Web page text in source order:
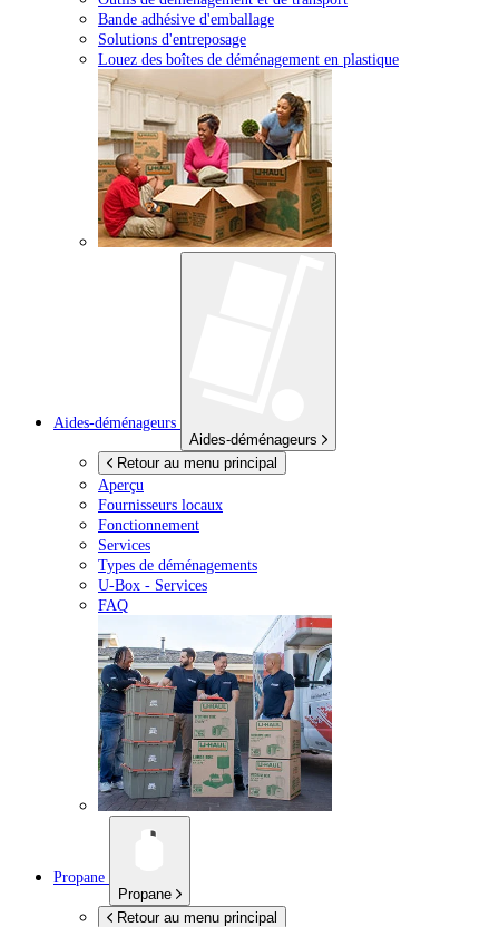
Bande adhésive d'emballage
Solutions d'entreposage
Louez des boîtes de déménagement en plastique
Aides-déménageurs
Aides-déménageurs
Retour au menu principal
Aperçu
Fournisseurs locaux
Fonctionnement
Services
Types de déménagements
U-Box - Services
FAQ
Propane
Propane
Retour au menu principal